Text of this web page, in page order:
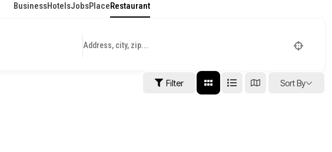
BusinessHotelsJobsPlaceRestaurant
Filter Sort By